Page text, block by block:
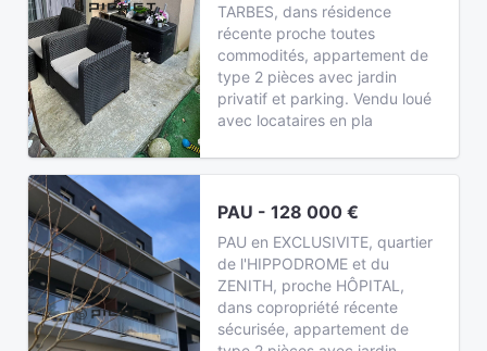
TARBES, dans résidence
récente proche toutes
commodités, appartement de
type 2 pièces avec jardin
privatif et parking. Vendu loué
avec locataires en pla
PAU - 128 000 €
PAU en EXCLUSIVITE, quartier
de l'HIPPODROME et du
ZENITH, proche HÔPITAL,
dans copropriété récente
sécurisée, appartement de